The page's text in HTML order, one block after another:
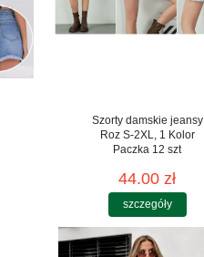
Szorty damskie jeansy
Roz S-2XL, 1 Kolor
Paczka 12 szt
44.00 zł
szczegóły